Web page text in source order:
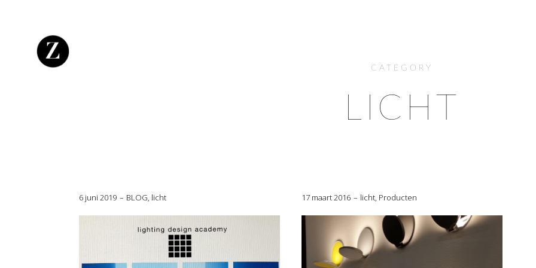
CATEGORY
LICHT
6 juni 2019 BLOG, licht 17 maart 2016 licht, Producten